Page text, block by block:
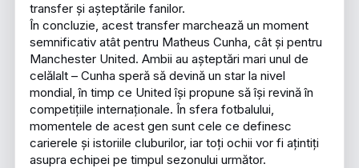
transfer și așteptările fanilor.
În concluzie, acest transfer marchează un moment
semnificativ atât pentru Matheus Cunha, cât și pentru
Manchester United. Ambii au așteptări mari unul de
celălalt – Cunha speră să devină un star la nivel
mondial, în timp ce United își propune să își revină în
competițiile internaționale. În sfera fotbalului,
momentele de acest gen sunt cele ce definesc
carierele și istoriile cluburilor, iar toți ochii vor fi ațintiți
asupra echipei pe timpul sezonului următor.